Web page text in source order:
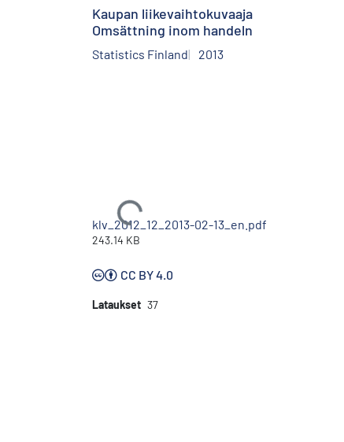
Kaupan liikevaihtokuvaaja
Omsättning inom handeln
Statistics Finland 2013
Ladataan...
klv_2012_12_2013-02-13_en.pdf
243.14 KB
CC BY 4.0
Lataukset 37